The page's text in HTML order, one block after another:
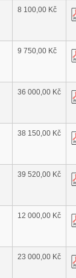
8 100,00 Kč
9 750,00 Kč
36 000,00 Kč
38 150,00 Kč
39 520,00 Kč
12 000,00 Kč
23 000,00 Kč